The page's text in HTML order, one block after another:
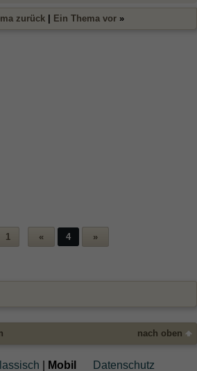
zurück Ein Thema vor »
1 « 4 »
nach oben
Mobil Datenschutz